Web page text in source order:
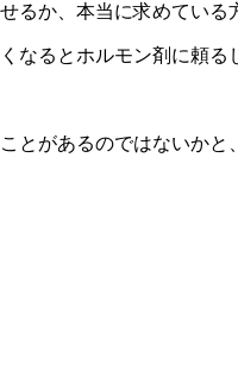
るか、本当に求めてい
なるとホルモン剤に頼る
とがあるのではないか